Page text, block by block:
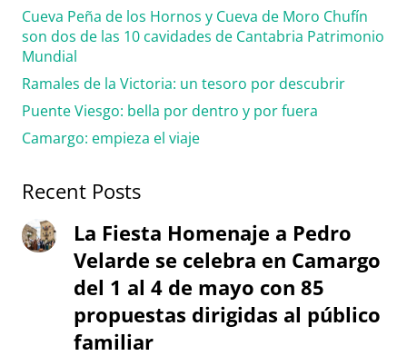
Cueva Peña de los Hornos y Cueva de Moro Chufín
son dos de las 10 cavidades de Cantabria Patrimonio
Mundial
Ramales de la Victoria: un tesoro por descubrir
Puente Viesgo: bella por dentro y por fuera
Camargo: empieza el viaje
Recent Posts
La Fiesta Homenaje a Pedro
Velarde se celebra en Camargo
del 1 al 4 de mayo con 85
propuestas dirigidas al público
familiar